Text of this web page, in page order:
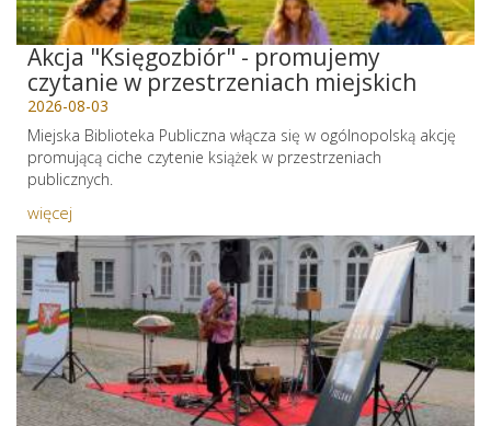
Akcja "Księgozbiór" - promujemy
czytanie w przestrzeniach miejskich
2026-08-03
Miejska Biblioteka Publiczna włącza się w ogólnopolską akcję
promującą ciche czytenie książek w przestrzeniach
publicznych.
więcej